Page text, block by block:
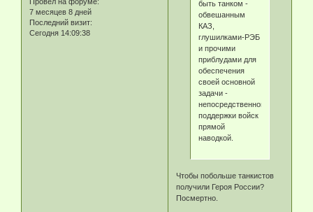
7 месяцев 8 дней
Последний визит:
Сегодня 14:09:38
быть танком -
обвешанным
КАЗ,
глушилками-РЭБ
и прочими
приблудами для
обеспечения
своей основной
задачи -
непосредственной
поддержки войск
прямой
наводкой.
Чтобы побольше танкистов
получили Героя России?
Посмертно.